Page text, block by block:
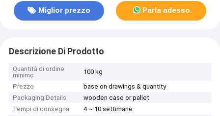
Miglior prezzo Parla adesso.
Descrizione Di Prodotto
Quantità di ordine
minimo
100 kg
Prezzo
base on drawings & quantity
Packaging Details
wooden case or pallet
Tempi di consegna
4 ~ 10 settimane